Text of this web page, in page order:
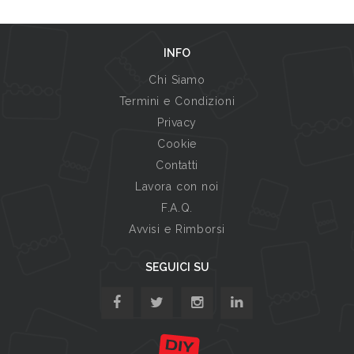
INFO
Chi Siamo
Termini e Condizioni
Privacy
Cookie
Contatti
Lavora con noi
F.A.Q.
Avvisi e Rimborsi
SEGUICI SU